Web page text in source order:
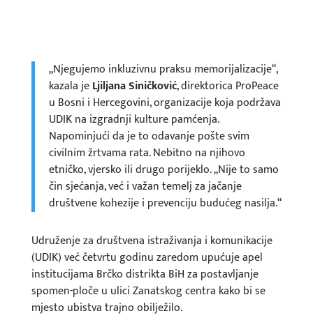
„Njegujemo inkluzivnu praksu memorijalizacije“,
kazala jeLjiljana Siničković, direktorica ProPeace
u Bosni i Hercegovini, organizacije koja podržava
UDIK na izgradnji kulture pamćenja.
Napominjući da je to odavanje pošte svim
civilnim žrtvama rata. Nebitno na njihovo
etničko, vjersko ili drugo porijeklo. „Nije to samo
čin sjećanja, već i važan temelj za jačanje
društvene kohezije i prevenciju budućeg nasilja.“
Udruženje za društvena istraživanja i komunikacije
(UDIK) već četvrtu godinu zaredom upućuje apel
institucijama Brčko distrikta BiH za postavljanje
spomen-ploče u ulici Zanatskog centra kako bi se
mjesto ubistva trajno obilježilo.